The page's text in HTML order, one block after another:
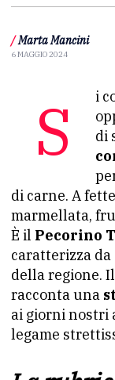
/ Marta Mancini
6 MAGGIO 2024
Si consuma come formaggio da tavola,
di
di carne. A
marmellata,
È il Pecorino
caratterizza
della regione.
racconta una
ai giorni nostri
legame